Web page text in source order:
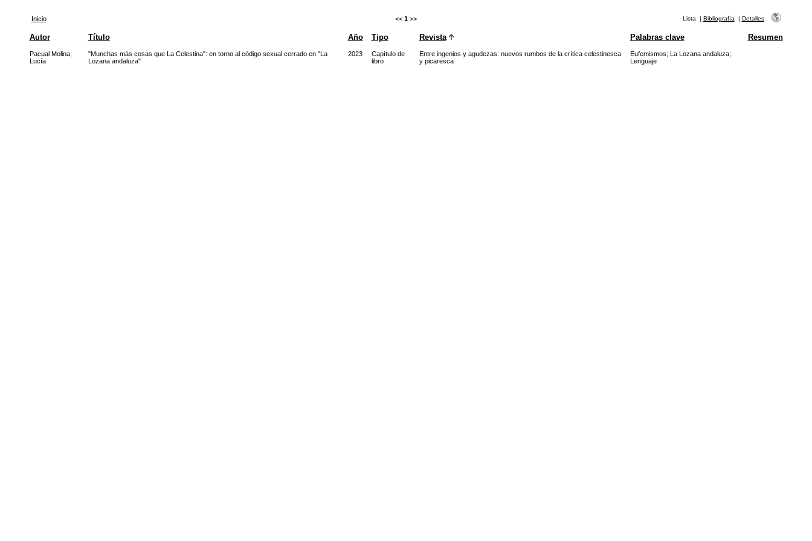
Inicio << 1 >> Lista | Bibliografía | Detalles
Autor Título Año Tipo Revista Palabras clave Resumen
Pacual Molina,
Lucía
"Munchas más cosas que La Celestina": en torno al código sexual cerrado en "La
Lozana andaluza"
2023
Capítulo de
libro
Entre ingenios y agudezas: nuevos rumbos de la crítica celestinesca
y picaresca
Eufemismos; La Lozana andaluza;
Lenguaje